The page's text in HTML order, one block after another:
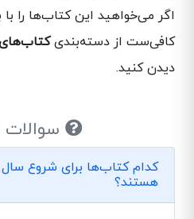
اگر می‌خواهید این کتاب‌ها را
کافی‌ست از دسته‌بندی
دیدن کنید.
سوالات
کدام کتاب‌ها برای شروع
هستند؟